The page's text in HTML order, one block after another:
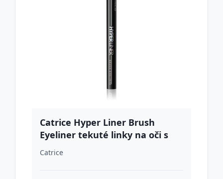
Catrice Hyper Liner Brush
Eyeliner tekuté linky na oči s
matným finišom odtieň 010
Catrice